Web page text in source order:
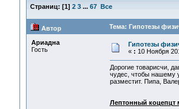
Страниц: [1] 2 3 ... 67 Все
Автор Тема: Гипотезы
Ариадна
Гость
Гипотезы
« : 10 Ноября
Дорогие товарисчи,
чудес, чтобы нашему
разместит. Пипа,
Лептонный коцепцт